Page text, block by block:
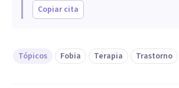
Copiar cita
Tópicos Fobia Terapia Trastorno